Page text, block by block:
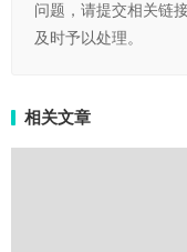
问题，请提交相关链
及时予以处理。
相关文章